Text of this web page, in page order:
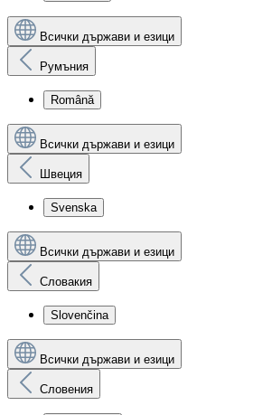
Всички държави и езици
Румъния
Română
Всички държави и езици
Швеция
Svenska
Всички държави и езици
Словакия
Slovenčina
Всички държави и езици
Словения